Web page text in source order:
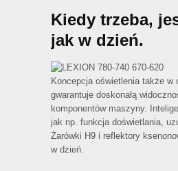
Kiedy trzeba,
jak w dzień.
Koncepcja oświetlenia także w
gwarantuje doskonałą
komponentów maszyny.
jak np. funkcja doświetlania,
Żarówki H9 i reflektory
w dzień.